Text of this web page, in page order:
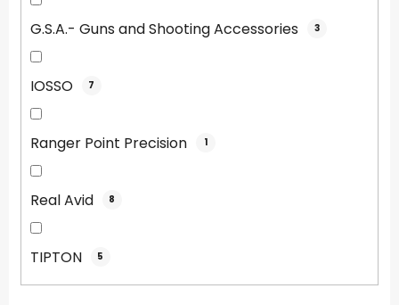
G.S.A.- Guns and Shooting Accessories 3
IOSSO 7
Ranger Point Precision 1
Real Avid 8
TIPTON 5